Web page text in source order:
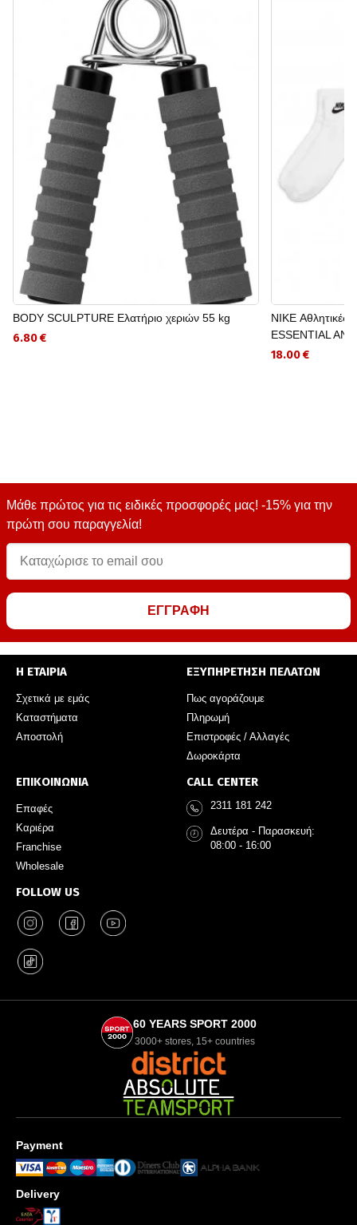
BODY SCULPTURE Eλατήριο χεριών 55 kg
6.80 €
NIKE Αθλητικές
ESSENTIAL AN
18.00 €
Μάθε πρώτος για τις ειδικές προσφορές μας! -15% για την
πρώτη σου παραγγελία!
ΕΓΓΡΑΦΗ
Η ΕΤΑΙΡΙΑ
Σχετικά με εμάς
Καταστήματα
Αποστολή
ΕΞΥΠΗΡΕΤΗΣΗ ΠΕΛΑΤΩΝ
Πως αγοράζουμε
Πληρωμή
Επιστροφές / Αλλαγές
Δωροκάρτα
ΕΠΙΚΟΙΝΩΝΙΑ
Επαφές
Καριέρα
Franchise
Wholesale
FOLLOW US
CALL CENTER
2311 181 242
Δευτέρα - Παρασκευή:
08:00 - 16:00
60 YEARS SPORT 2000
3000+ stores, 15+ countries
Payment
Delivery